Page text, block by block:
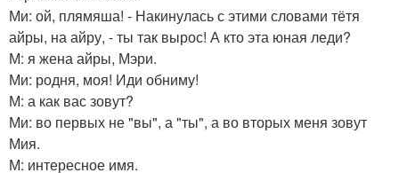
Ми: ой, плямяша! - Накинулась с этими словами тётя
айры, на айру, - ты так вырос! А кто эта юная леди?
М: я жена айры, Мэри.
Ми: родня, моя! Иди обниму!
М: а как вас зовут?
Ми: во первых не "вы", а "ты", а во вторых меня зовут
Мия.
М: интересное имя.